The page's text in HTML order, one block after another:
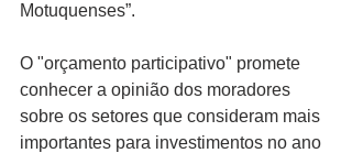
Motuquenses”.
O "orçamento participativo" promete
conhecer a opinião dos moradores
sobre os setores que consideram mais
importantes para investimentos no ano